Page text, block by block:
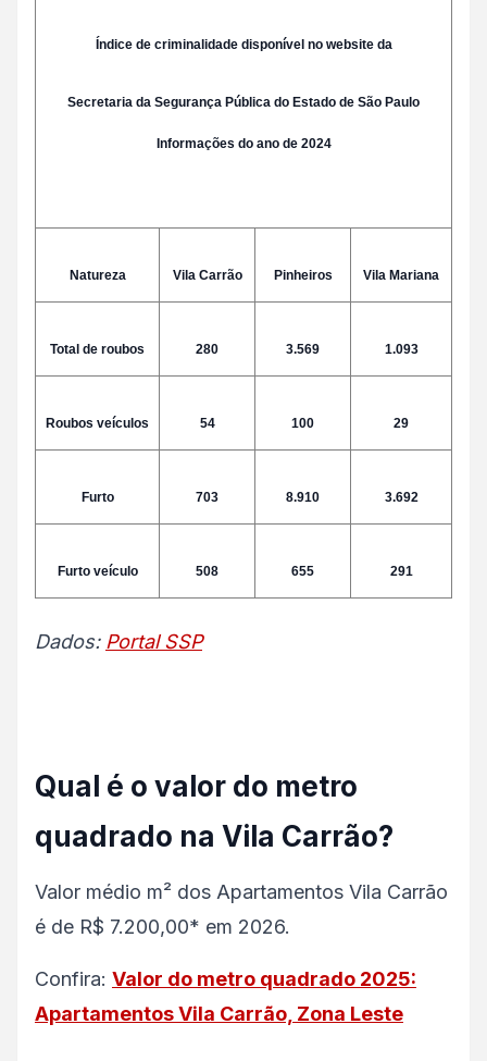
Índice de criminalidade disponível no website da
Secretaria da Segurança Pública do Estado de São Paulo
Informações do ano de 2024
Natureza Vila Carrão Pinheiros Vila Mariana
Total de roubos 280 3.569 1.093
Roubos veículos 54 100 29
Furto 703 8.910 3.692
Furto veículo 508 655 291
Dados: Portal SSP
Qual é o valor do metro
quadrado na Vila Carrão?
Valor médio m² dos Apartamentos Vila Carrão
é de R$ 7.200,00* em 2026.
Confira: Valor do metro quadrado 2025:
Apartamentos Vila Carrão, Zona Leste